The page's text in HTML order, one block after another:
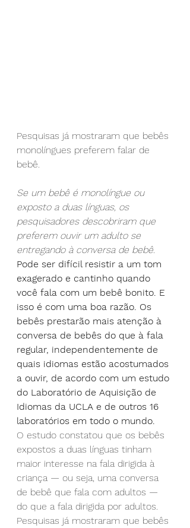
Pesquisas já mostraram que bebês
monolíngues preferem falar de
bebê.
Se um bebê é monolíngue ou
exposto a duas línguas, os
pesquisadores descobriram que
preferem ouvir um adulto se
entregando à conversa de bebê.
Pode ser difícil resistir a um tom
exagerado e cantinho quando
você fala com um bebê bonito. E
isso é com uma boa razão. Os
bebês prestarão mais atenção à
conversa de bebês do que à fala
regular, independentemente de
quais idiomas estão acostumados
a ouvir, de acordo com um estudo
do Laboratório de Aquisição de
Idiomas da UCLA e de outros 16
laboratórios em todo o mundo.
O estudo constatou que os bebês
expostos a duas línguas tinham
maior interesse na fala dirigida à
criança — ou seja, uma conversa
de bebê que fala com adultos —
do que a fala dirigida por adultos.
Pesquisas já mostraram que bebês